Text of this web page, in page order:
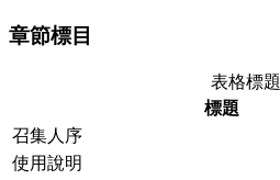
章節標目
表格標題
標題
召集人序
使用說明